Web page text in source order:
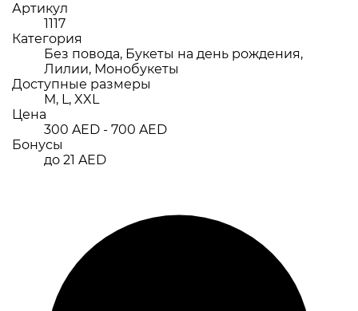
Артикул
1117
Категория
Без повода, Букеты на день рождения,
Лилии, Монобукеты
Доступные размеры
M, L, XXL
Цена
300 AED - 700 AED
Бонусы
до 21 AED